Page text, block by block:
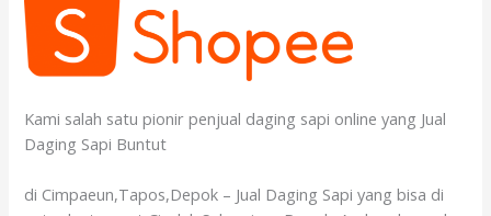
Kami salah satu pionir penjual daging sapi online yang Jual
Daging Sapi Buntut
di Cimpaeun,Tapos,Depok – Jual Daging Sapi yang bisa di